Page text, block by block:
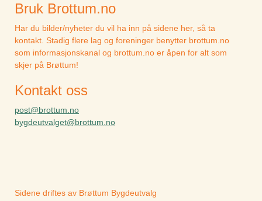
Bruk Brottum.no
Har du bilder/nyheter du vil ha inn på sidene her, så ta
kontakt. Stadig flere lag og foreninger benytter brottum.no
som informasjonskanal og brottum.no er åpen for alt som
skjer på Brøttum!
Kontakt oss
post@brottum.no
bygdeutvalget@brottum.no
Sidene driftes av Brøttum Bygdeutvalg